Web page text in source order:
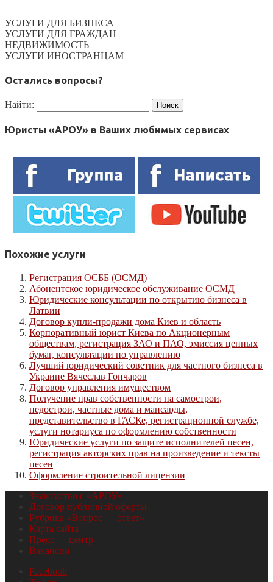
УСЛУГИ ДЛЯ БИЗНЕСА
УСЛУГИ ДЛЯ ГРАЖДАН
НЕДВИЖИМОСТЬ
УСЛУГИ ИНОСТРАНЦАМ
Остались вопросы?
Найти:
Юристы «АРОУ» в Ваших любимых сервисах
Похожие услуги
Регистрация ОСББ (ОСМД)
Абонентское юридическое обслуживание ОСМД
Юридические консультации по открытию бизнеса в
Латвии
Договор купли-продажи дома Киев и область
Корпоративный юрист Киева по Акционерным
обществам, регистрация ЗАО и ПАО, эмиссия ценных
бумаг, консультации по управлению
Лучший юридический советник для частного бизнеса в
Украине Вячеслав Гончаров
Договор управления имуществом
Получение прав собственности на самострои,
недострои, частные дома и мансарды,
представительство в ГАСКе, регистрационной службе,
услуги нотариуса по оформлению собственности
Юридические услуги по защите исполнителей песен,
регистрация авторских прав на произведение и тексты
песен
Оформление строительной лицензии
Знакомство с «АРОУ»
Договор публичной оферты
Рубрика «Вопрос — ответ»
Карта сайта
Пресс — центр
Вакансии
Facebook